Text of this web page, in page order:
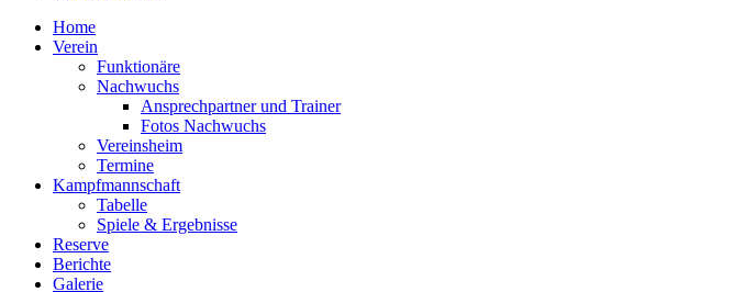
Home
Verein
Funktionäre
Nachwuchs
Ansprechpartner und Trainer
Fotos Nachwuchs
Vereinsheim
Termine
Kampfmannschaft
Tabelle
Spiele & Ergebnisse
Reserve
Berichte
Galerie